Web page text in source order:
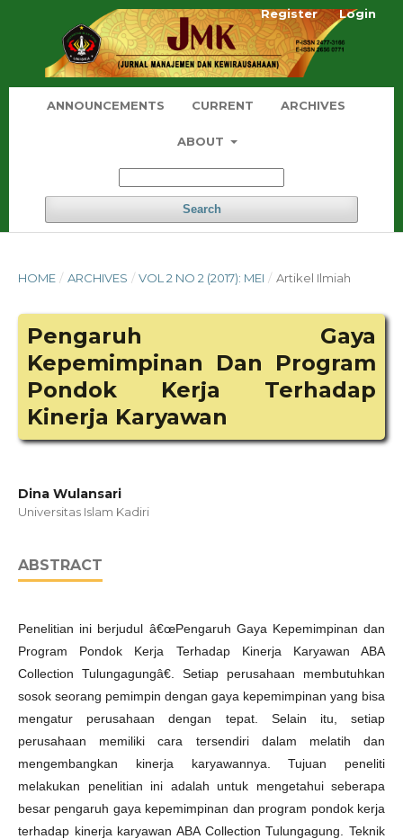
ANNOUNCEMENTS CURRENT ARCHIVES
ABOUT
Search
Register Login
HOME / ARCHIVES / VOL 2 NO 2 (2017): MEI / Artikel Ilmiah
Pengaruh Gaya
Kepemimpinan Dan Program
Pondok Kerja Terhadap
Kinerja Karyawan
Dina Wulansari
Universitas Islam Kadiri
ABSTRACT
Penelitian ini berjudul â€œPengaruh Gaya Kepemimpinan dan
Program Pondok Kerja Terhadap Kinerja Karyawan ABA
Collection Tulungagungâ€. Setiap perusahaan membutuhkan
sosok seorang pemimpin dengan gaya kepemimpinan yang bisa
mengatur perusahaan dengan tepat. Selain itu, setiap
perusahaan memiliki cara tersendiri dalam melatih dan
mengembangkan kinerja karyawannya. Tujuan peneliti
melakukan penelitian ini adalah untuk mengetahui seberapa
besar pengaruh gaya kepemimpinan dan program pondok kerja
terhadap kinerja karyawan ABA Collection Tulungagung. Teknik